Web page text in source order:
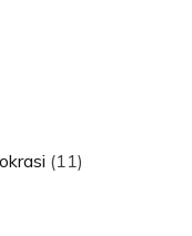
(11)